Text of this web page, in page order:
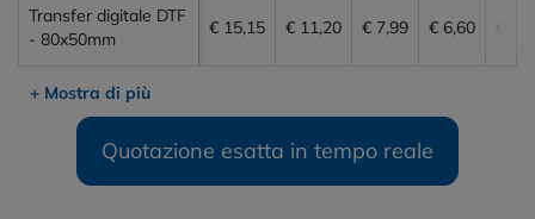
Transfer digitale DTF
- 80x50mm
€ 15,15 € 11,20 € 7,99 € 6,60
+ Mostra di più
Quotazione esatta in tempo reale